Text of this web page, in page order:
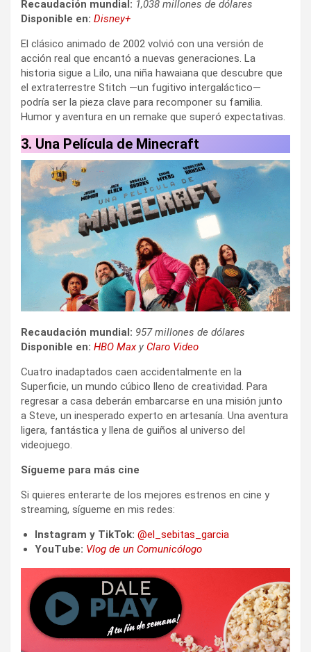
Recaudación mundial: 1,038 millones de dólares
Disponible en: Disney+
El clásico animado de 2002 volvió con una versión de
acción real que encantó a nuevas generaciones. La
historia sigue a Lilo, una niña hawaiana que descubre que
el extraterrestre Stitch —un fugitivo intergaláctico—
podría ser la pieza clave para recomponer su familia.
Humor y aventura en un remake que superó expectativas.
3. Una Película de Minecraft
Recaudación mundial: 957 millones de dólares
Disponible en: HBO Max y Claro Video
Cuatro inadaptados caen accidentalmente en la
Superficie, un mundo cúbico lleno de creatividad. Para
regresar a casa deberán embarcarse en una misión junto
a Steve, un inesperado experto en artesanía. Una aventura
ligera, fantástica y llena de guiños al universo del
videojuego.
Sígueme para más cine
Si quieres enterarte de los mejores estrenos en cine y
streaming, sígueme en mis redes:
Instagram y TikTok: @el_sebitas_garcia
YouTube: Vlog de un Comunicólogo